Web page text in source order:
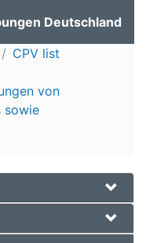
Deutschland
CPV list
von
sowie